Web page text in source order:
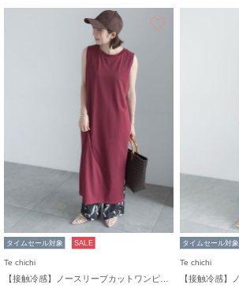
タイムセール対象 SALE
Te chichi
タイムセール対象
Te chichi